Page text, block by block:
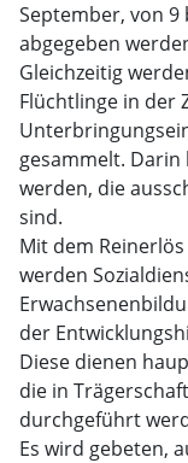
September, von 9
abgegeben
Gleichzeitig
Flüchtlinge in der
gesammelt. Darin
werden, die
sind.
Mit dem
werden
der
Diese dienen
die in
durchgeführt
Es wird gebeten,